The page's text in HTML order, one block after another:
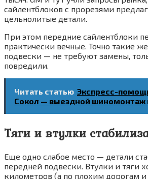
сайлентблоков с прорезями
цельнолитые детали.
При этом передние сайлентблоки
практически вечные. Точно такие
подвески — не требуют замены,
повредили.
Читать статью Экспресс-
Сокол — выездной
Тяги и втулки
Еще одно слабое место — детали
передней подвески. Втулки и тяги
километров (а по плохим дорогам